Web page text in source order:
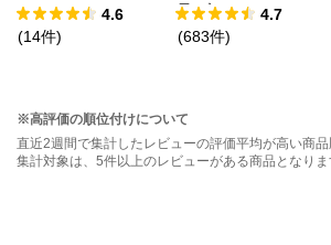
バックショーツ
4.6
(14件)
品ブラジャー
4.7
(683件)
※高評価の順位付けについて
直近2週間で集計したレビューの評価平均が高い商品
集計対象は、5件以上のレビューがある商品となりま